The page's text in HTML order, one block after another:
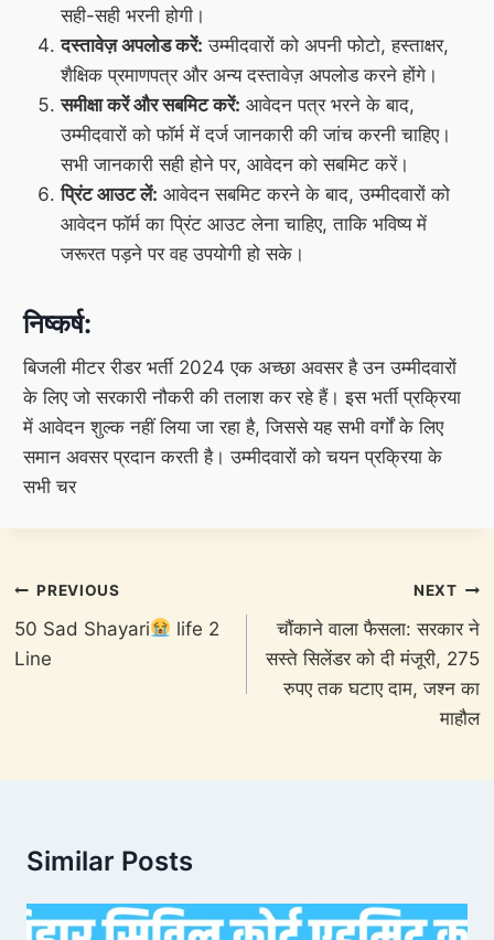
सही-सही भरनी होगी।
दस्तावेज़ अपलोड करें: उम्मीदवारों को अपनी फोटो, हस्ताक्षर,
शैक्षिक प्रमाणपत्र और अन्य दस्तावेज़ अपलोड करने होंगे।
समीक्षा करें और सबमिट करें: आवेदन पत्र भरने के बाद,
उम्मीदवारों को फॉर्म में दर्ज जानकारी की जांच करनी चाहिए।
सभी जानकारी सही होने पर, आवेदन को सबमिट करें।
प्रिंट आउट लें: आवेदन सबमिट करने के बाद, उम्मीदवारों को
आवेदन फॉर्म का प्रिंट आउट लेना चाहिए, ताकि भविष्य में
जरूरत पड़ने पर वह उपयोगी हो सके।
निष्कर्ष:
बिजली मीटर रीडर भर्ती 2024 एक अच्छा अवसर है उन उम्मीदवारों
के लिए जो सरकारी नौकरी की तलाश कर रहे हैं। इस भर्ती प्रक्रिया
में आवेदन शुल्क नहीं लिया जा रहा है, जिससे यह सभी वर्गों के लिए
समान अवसर प्रदान करती है। उम्मीदवारों को चयन प्रक्रिया के
सभी चर
Post
navigation
PREVIOUS
50 Sad Shayari
life 2
Line
NEXT
चौंकाने वाला फैसला: सरकार ने
सस्ते सिलेंडर को दी मंजूरी, 275
रुपए तक घटाए दाम, जश्न का
माहौल
Similar Posts